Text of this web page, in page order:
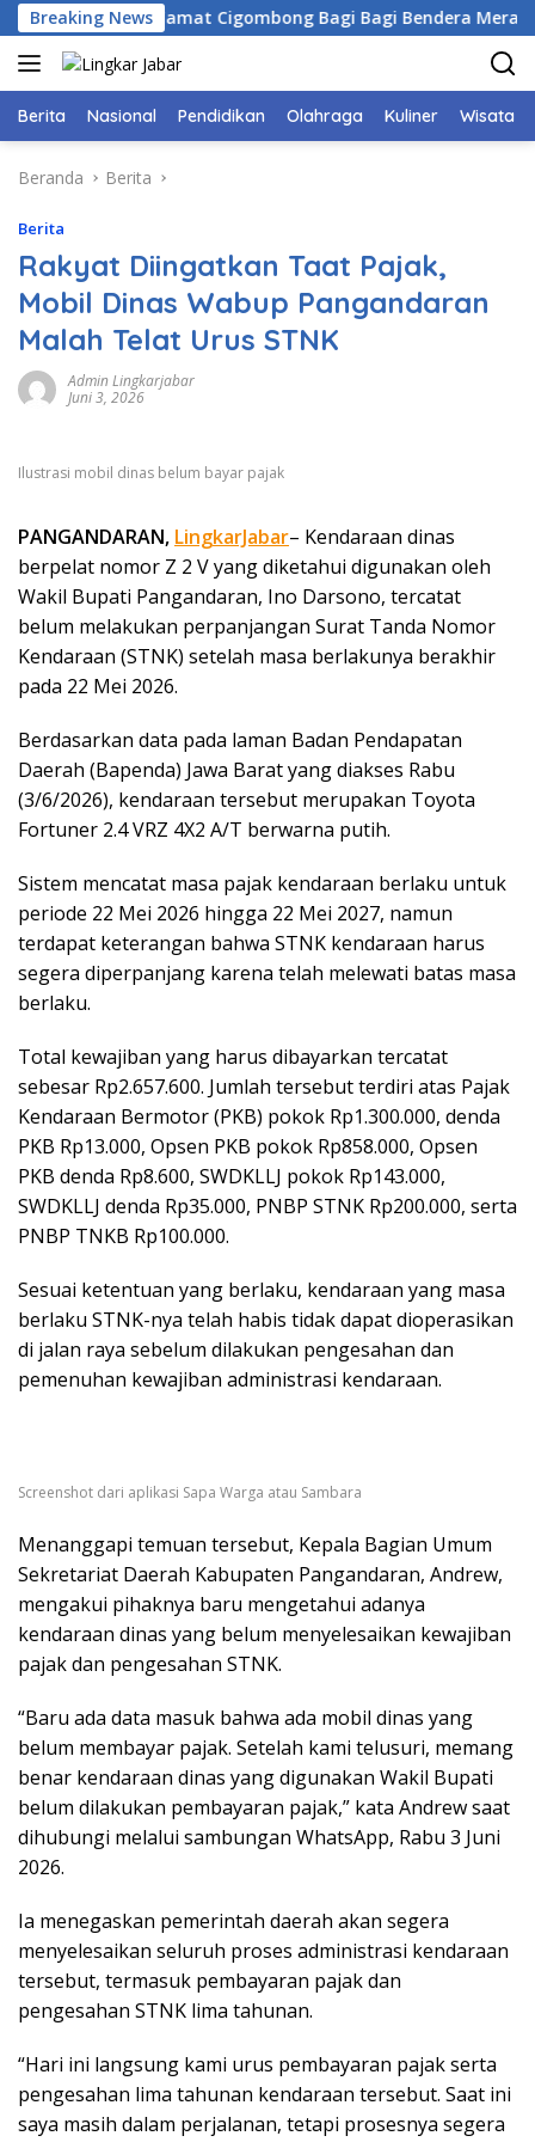
Langsung
ke
konten
Breaking News
Bersama Camat Cigombong Bagi Bagi Bendera Merah
Berita Nasional Pendidikan Olahraga Kuliner Wisata
Beranda Berita
Berita
Rakyat Diingatkan Taat Pajak,
Mobil Dinas Wabup Pangandaran
Malah Telat Urus STNK
Admin Lingkarjabar
Juni 3, 2026
Ilustrasi mobil dinas belum bayar pajak
PANGANDARAN, LingkarJabar– Kendaraan dinas
berpelat nomor Z 2 V yang diketahui digunakan oleh
Wakil Bupati Pangandaran, Ino Darsono, tercatat
belum melakukan perpanjangan Surat Tanda Nomor
Kendaraan (STNK) setelah masa berlakunya berakhir
pada 22 Mei 2026.
Berdasarkan data pada laman Badan Pendapatan
Daerah (Bapenda) Jawa Barat yang diakses Rabu
(3/6/2026), kendaraan tersebut merupakan Toyota
Fortuner 2.4 VRZ 4X2 A/T berwarna putih.
Sistem mencatat masa pajak kendaraan berlaku untuk
periode 22 Mei 2026 hingga 22 Mei 2027, namun
terdapat keterangan bahwa STNK kendaraan harus
segera diperpanjang karena telah melewati batas masa
berlaku.
Total kewajiban yang harus dibayarkan tercatat
sebesar Rp2.657.600. Jumlah tersebut terdiri atas Pajak
Kendaraan Bermotor (PKB) pokok Rp1.300.000, denda
PKB Rp13.000, Opsen PKB pokok Rp858.000, Opsen
PKB denda Rp8.600, SWDKLLJ pokok Rp143.000,
SWDKLLJ denda Rp35.000, PNBP STNK Rp200.000, serta
PNBP TNKB Rp100.000.
Sesuai ketentuan yang berlaku, kendaraan yang masa
berlaku STNK-nya telah habis tidak dapat dioperasikan
di jalan raya sebelum dilakukan pengesahan dan
pemenuhan kewajiban administrasi kendaraan.
Screenshot dari aplikasi Sapa Warga atau Sambara
Menanggapi temuan tersebut, Kepala Bagian Umum
Sekretariat Daerah Kabupaten Pangandaran, Andrew,
mengakui pihaknya baru mengetahui adanya
kendaraan dinas yang belum menyelesaikan kewajiban
pajak dan pengesahan STNK.
“Baru ada data masuk bahwa ada mobil dinas yang
belum membayar pajak. Setelah kami telusuri, memang
benar kendaraan dinas yang digunakan Wakil Bupati
belum dilakukan pembayaran pajak,” kata Andrew saat
dihubungi melalui sambungan WhatsApp, Rabu 3 Juni
2026.
Ia menegaskan pemerintah daerah akan segera
menyelesaikan seluruh proses administrasi kendaraan
tersebut, termasuk pembayaran pajak dan
pengesahan STNK lima tahunan.
“Hari ini langsung kami urus pembayaran pajak serta
pengesahan lima tahunan kendaraan tersebut. Saat ini
saya masih dalam perjalanan, tetapi prosesnya segera